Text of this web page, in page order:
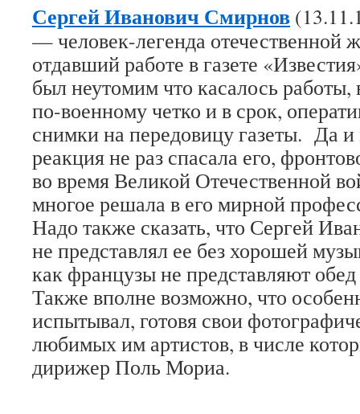
Сергей Иванович Смирнов
— человек-легенда отечественной
отдавший работе в газете
был неутомим что касалось работы,
по-военному четко и в срок,
снимки на передовицу газеты. Да
реакция не раз спасала его,
во время Великой Отечественной
многое решала в его мирной
Надо также сказать, что Сергей
не представлял ее без хорошей
как французы не представляют
Также вполне возможно, что
испытывал, готовя свои
любимых им артистов, в числе
дирижер Поль Мориа.